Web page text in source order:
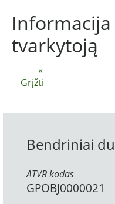
«
Grįžti
tvarkytoją
Bendriniai
ATVR kodas
GPOBJ0000021